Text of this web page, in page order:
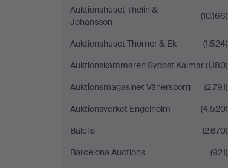
Auktionshuset Thelin &
Johansson
(10.166)
Auktionshuset Thörner & Ek
(1.524)
Auktionskammaren Sydost Kalmar(1.180)
Auktionsmagasinet Vänersborg
(2.791)
Auktionsverket Engelholm
(4.520)
Balclis
(2.670)
Barcelona Auctions
(921)